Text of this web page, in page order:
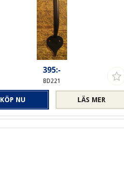
395:-
BD221
LÄS MER
KÖP NU